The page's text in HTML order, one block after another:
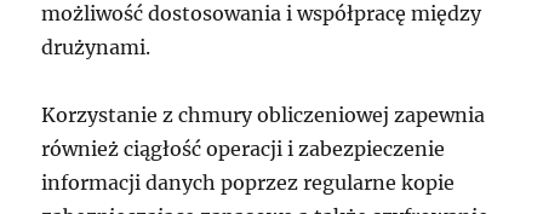
możliwość dostosowania i współpracę między
drużynami.
Korzystanie z chmury obliczeniowej zapewnia
również ciągłość operacji i zabezpieczenie
informacji danych poprzez regularne kopie